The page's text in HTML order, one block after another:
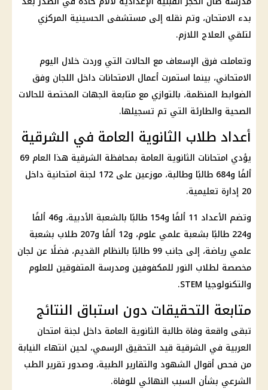
بدء الامتحان، وتم نقله إلى مستشفى الحسينية المركزي
لتلقي العلاج اللازم.
وتعاملت فرق الإسعاف مع الحالات التي وردت خلال اليوم
الامتحاني، بينما استمرت أعمال الامتحانات داخل اللجان وفق
الضوابط المنظمة، بالتوازي مع متابعة الجهات المختصة للحالات
الصحية والطارئة التي تم تسجيلها.
أعداد طلاب الثانوية العامة في الشرقية
يؤدي امتحانات الثانوية العامة
بمحافظة الشرقية هذا العام 69
ألفًا و684 طالبًا وطالبة، موزعين على 172 لجنة امتحانية داخل
20 إدارة تعليمية.
وتضم الأعداد 11 ألفًا و154 طالبًا بالشعبة الأدبية، و46 ألفًا
و224 طالبًا بشعبة علمي علوم، و12 ألفًا و207 طلاب بشعبة
علمي رياضة، إلى جانب 99 طالبًا بالنظام القديم، فضلًا عن لجان
مخصصة لطلاب النور للمكفوفين ومدرسة المتفوقين للعلوم
والتكنولوجيا STEM.
متابعة التحقيقات دون استباق النتائج
تبقى واقعة وفاة طالبة الثانوية العامة داخل لجنة امتحان
العربية في الشرقية قيد التحقيق الرسمي، لحين انتهاء النيابة
من فحص أقوال الشهود والتقارير الطبية، وصدور تقرير الطب
الشرعي بشأن السبب النهائي للوفاة.